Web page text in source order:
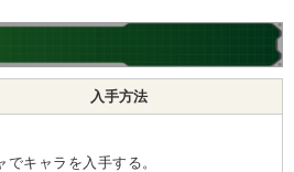
入手方法
でキャラを入手する。